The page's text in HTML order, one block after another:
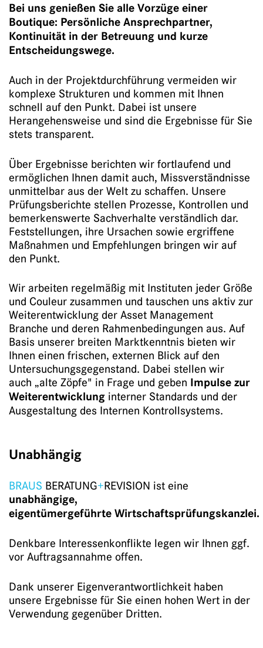
Bei uns genießen Sie alle Vorzüge einer
Boutique: Persönliche Ansprechpartner,
Kontinuität in der Betreuung und kurze
Entscheidungswege.
Auch in der Projektdurchführung vermeiden wir
komplexe Strukturen und kommen mit Ihnen
schnell auf den Punkt. Dabei ist unsere
Herangehensweise und sind die Ergebnisse für Sie
stets transparent.
Über Ergebnisse berichten wir fortlaufend und
ermöglichen Ihnen damit auch, Missverständnisse
unmittelbar aus der Welt zu schaffen. Unsere
Prüfungsberichte stellen Prozesse, Kontrollen und
bemerkenswerte Sachverhalte verständlich dar.
Feststellungen, ihre Ursachen sowie ergriffene
Maßnahmen und Empfehlungen bringen wir auf
den Punkt.
Wir arbeiten regelmäßig mit Instituten jeder Größe
und Couleur zusammen und tauschen uns aktiv zur
Weiterentwicklung der Asset Management
Branche und deren Rahmenbedingungen aus. Auf
Basis unserer breiten Marktkenntnis bieten wir
Ihnen einen frischen, externen Blick auf den
Untersuchungsgegenstand. Dabei stellen wir
auch „alte Zöpfe" in Frage und geben Impulse zur
Weiterentwicklung interner Standards und der
Ausgestaltung des Internen Kontrollsystems.
Unabhängig
BRAUS BERATUNG+REVISION ist eine
unabhängige,
eigentümergeführte Wirtschaftsprüfungskanzlei.
Denkbare Interessenkonflikte legen wir Ihnen ggf.
vor Auftragsannahme offen.
Dank unserer Eigenverantwortlichkeit haben
unsere Ergebnisse für Sie einen hohen Wert in der
Verwendung gegenüber Dritten.